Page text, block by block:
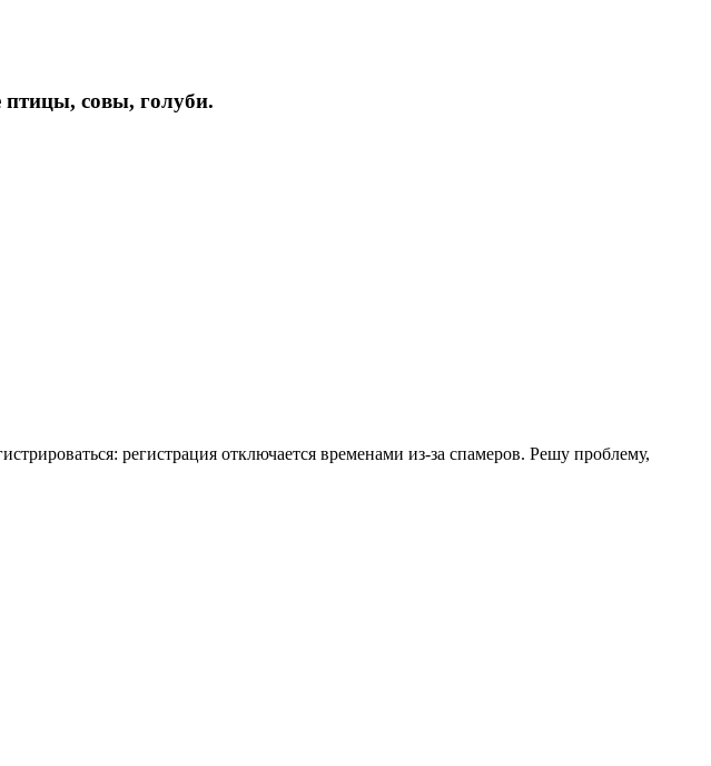
совы, голуби.
регистрация отключается временами из-за спамеров. Решу проблему,